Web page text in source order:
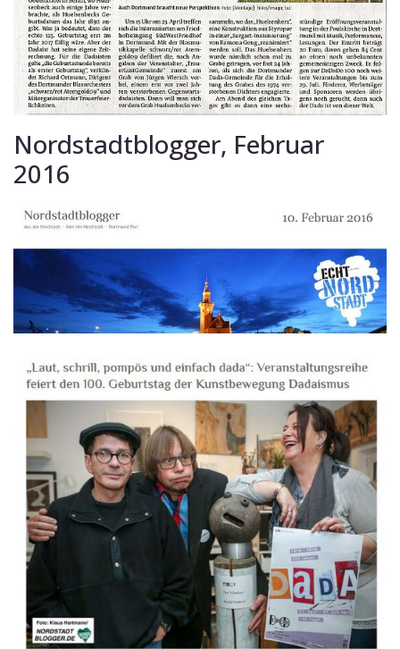
Nordstadtblogger, Februar
2016